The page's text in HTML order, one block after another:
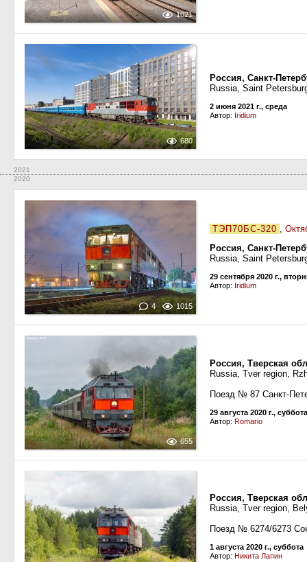
1021
680
Россия, Санкт-
Russia, Saint
2 июня 2021 г., среда
Автор: Iridium
2021
2020
4 1015
ТЭП70БС-320 ,
Россия, Санкт-
Russia, Saint
29 сентября 2020 г.,
Автор: Iridium
655
Россия, Тверская
Russia, Tver region,
Поезд № 87 Санкт-
29 августа 2020 г., суббота
Автор: Romario
Россия, Тверская
Russia, Tver region,
Поезд № 6274/6273
1 августа 2020 г., суббота
Автор: Никита Лапин